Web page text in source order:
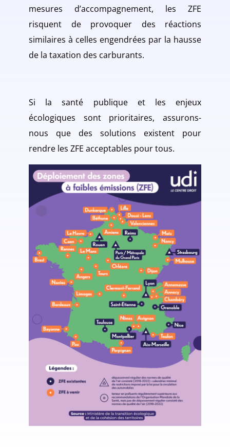
mesures d’accompagnement, les ZFE
risquent de provoquer des réactions
similaires à celles engendrées par la hausse
de la taxation des carburants.
Si la santé publique et les enjeux
écologiques sont prioritaires, assurons-
nous que des solutions existent pour
rendre les ZFE acceptables pour tous.